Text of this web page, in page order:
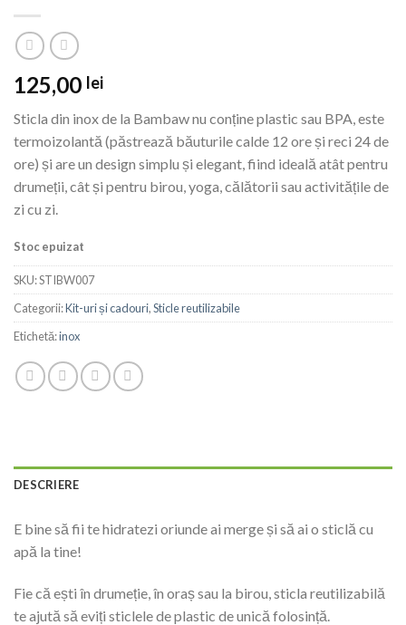
125,00 lei
Sticla din inox de la Bambaw nu conține plastic sau BPA, este
termoizolantă (păstrează băuturile calde 12 ore și reci 24 de
ore) și are un design simplu și elegant, fiind ideală atât pentru
drumeții, cât și pentru birou, yoga, călătorii sau activitățile de
zi cu zi.
Stoc epuizat
SKU:STIBW007
Categorii:Kit-uri și cadouri,Sticle reutilizabile
Etichetă:inox
DESCRIERE
E bine să fii te hidratezi oriunde ai merge și să ai o sticlă cu
apă la tine!
Fie că ești în drumeție, în oraș sau la birou, sticla reutilizabilă
te ajută să eviți sticlele de plastic de unică folosință.